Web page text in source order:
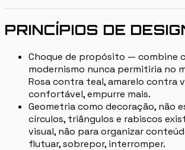
PRINCÍPIOS DE
Choque de propósito — combine
modernismo nunca permitiria no
Rosa contra teal, amarelo contra
confortável, empurre mais.
Geometria como decoração, não
círculos, triângulos e rabiscos
visual, não para organizar
flutuar, sobrepor, interromper.